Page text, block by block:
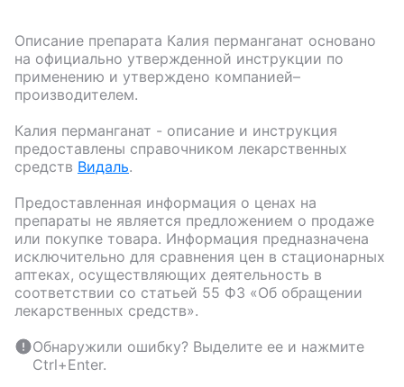
Описание препарата Калия перманганат основано
на официально утвержденной инструкции по
применению и утверждено компанией–
производителем.
Калия перманганат - описание и инструкция
предоставлены справочником лекарственных
средств Видаль.
Предоставленная информация о ценах на
препараты не является предложением о продаже
или покупке товара. Информация предназначена
исключительно для сравнения цен в стационарных
аптеках, осуществляющих деятельность в
соответствии со статьей 55 ФЗ «Об обращении
лекарственных средств».
Обнаружили ошибку? Выделите ее и нажмите
Ctrl+Enter.